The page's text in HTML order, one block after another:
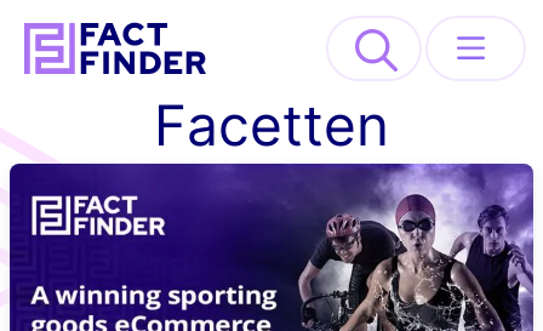
Lösungen
Industrien
Facetten